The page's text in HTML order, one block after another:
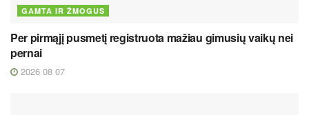
GAMTA IR ŽMOGUS
Per pirmąjį pusmetį registruota mažiau gimusių vaikų nei
pernai
2026 08 07